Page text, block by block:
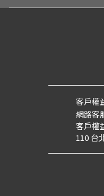
客戶權
網路客
客戶權
110 台